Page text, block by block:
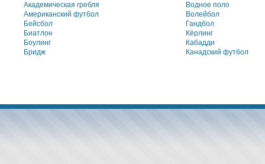
Академическая гребля
Американский футбол
Бейсбол
Биатлон
Боулинг
Бридж
Водное поло
Волейбол
Гандбол
Кёрлинг
Кабадди
Канадский футбол